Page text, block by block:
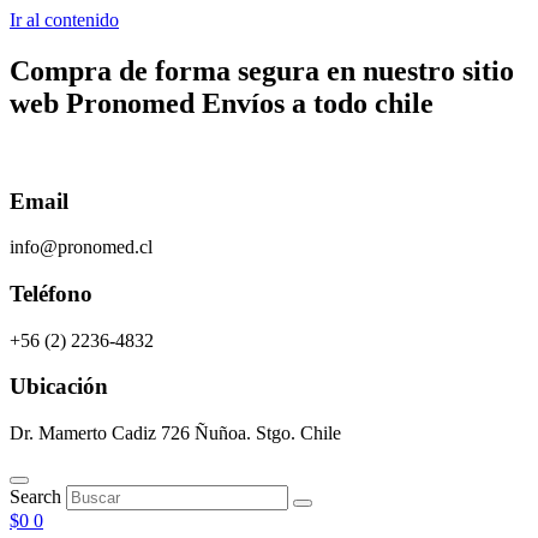
Ir al contenido
Compra de forma segura en nuestro sitio
web Pronomed Envíos a todo chile
Email
info@pronomed.cl
Teléfono
+56 (2) 2236-4832
Ubicación
Dr. Mamerto Cadiz 726 Ñuñoa. Stgo. Chile
Search
$0 0